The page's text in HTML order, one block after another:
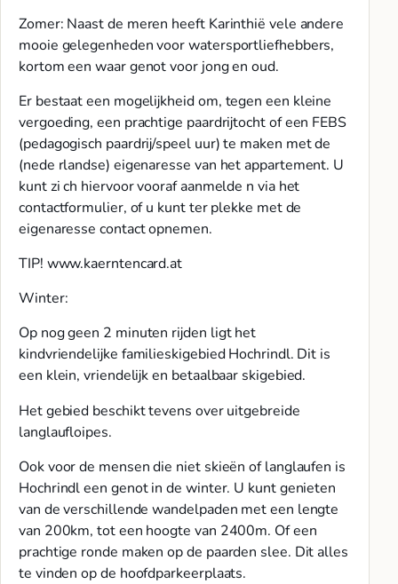
Zomer: Naast de meren heeft Karinthië vele andere
mooie gelegenheden voor watersportliefhebbers,
kortom een waar genot voor jong en oud.
Er bestaat een mogelijkheid om, tegen een kleine
vergoeding, een prachtige paardrijtocht of een FEBS
(pedagogisch paardrij/speel uur) te maken met de
(nede rlandse) eigenaresse van het appartement. U
kunt zi ch hiervoor vooraf aanmelde n via het
contactformulier, of u kunt ter plekke met de
eigenaresse contact opnemen.
TIP! www.kaerntencard.at
Winter:
Op nog geen 2 minuten rijden ligt het
kindvriendelijke familieskigebied Hochrindl. Dit is
een klein, vriendelijk en betaalbaar skigebied.
Het gebied beschikt tevens over uitgebreide
langlaufloipes.
Ook voor de mensen die niet skieën of langlaufen is
Hochrindl een genot in de winter. U kunt genieten
van de verschillende wandelpaden met een lengte
van 200km, tot een hoogte van 2400m. Of een
prachtige ronde maken op de paarden slee. Dit alles
te vinden op de hoofdparkeerplaats.